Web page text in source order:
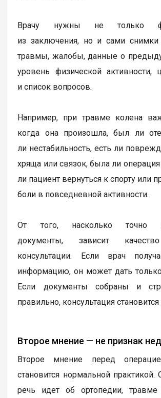
Врачу нужны не только
из заключения, но и сами
травмы, жалобы, данные о
уровень физической активности,
и список вопросов.
Например, при травме колена
когда она произошла, был ли
ли нестабильность, есть ли
хряща или связок, была ли
ли пациент вернуться к спорту или
боли в повседневной активности.
От того, насколько точно
документы, зависит
консультации. Если врач
информацию, он может дать
Если документы собраны и
правильно, консультация
Второе мнение — не признак
Второе мнение перед
становится нормальной практикой.
речь идет об ортопедии,